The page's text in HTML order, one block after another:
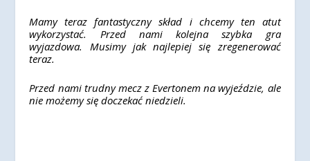
Mamy teraz fantastyczny skład i chcemy ten atut
wykorzystać. Przed nami kolejna szybka gra
wyjazdowa. Musimy jak najlepiej się zregenerować
teraz.
Przed nami trudny mecz z Evertonem na wyjeździe, ale
nie możemy się doczekać niedzieli.